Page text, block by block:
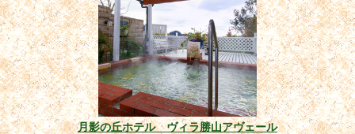
月影の丘ホテル ヴィラ勝山アヴェール